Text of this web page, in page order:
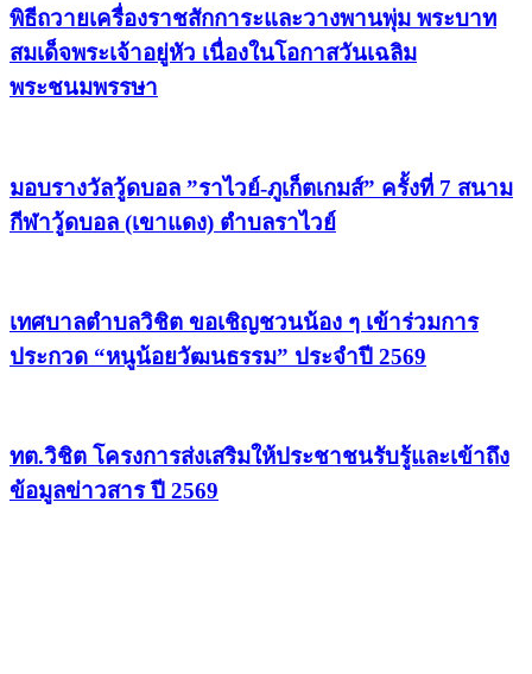
พิธีถวายเครื่องราชสักการะและวางพานพุ่ม พระบาท
สมเด็จพระเจ้าอยู่หัว เนื่องในโอกาสวันเฉลิม
พระชนมพรรษา
มอบรางวัลวู้ดบอล ”ราไวย์-ภูเก็ตเกมส์” ครั้งที่ 7 สนาม
กีฬาวู้ดบอล (เขาแดง) ตำบลราไวย์
เทศบาลตำบลวิชิต ขอเชิญชวนน้อง ๆ เข้าร่วมการ
ประกวด “หนูน้อยวัฒนธรรม” ประจำปี 2569
ทต.วิชิต โครงการส่งเสริมให้ประชาชนรับรู้และเข้าถึง
ข้อมูลข่าวสาร ปี 2569